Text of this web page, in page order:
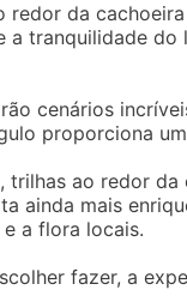
redor da
a tranquilidade
cenários
proporciona
trilhas ao redor
ainda mais
a flora locais.
fazer, a